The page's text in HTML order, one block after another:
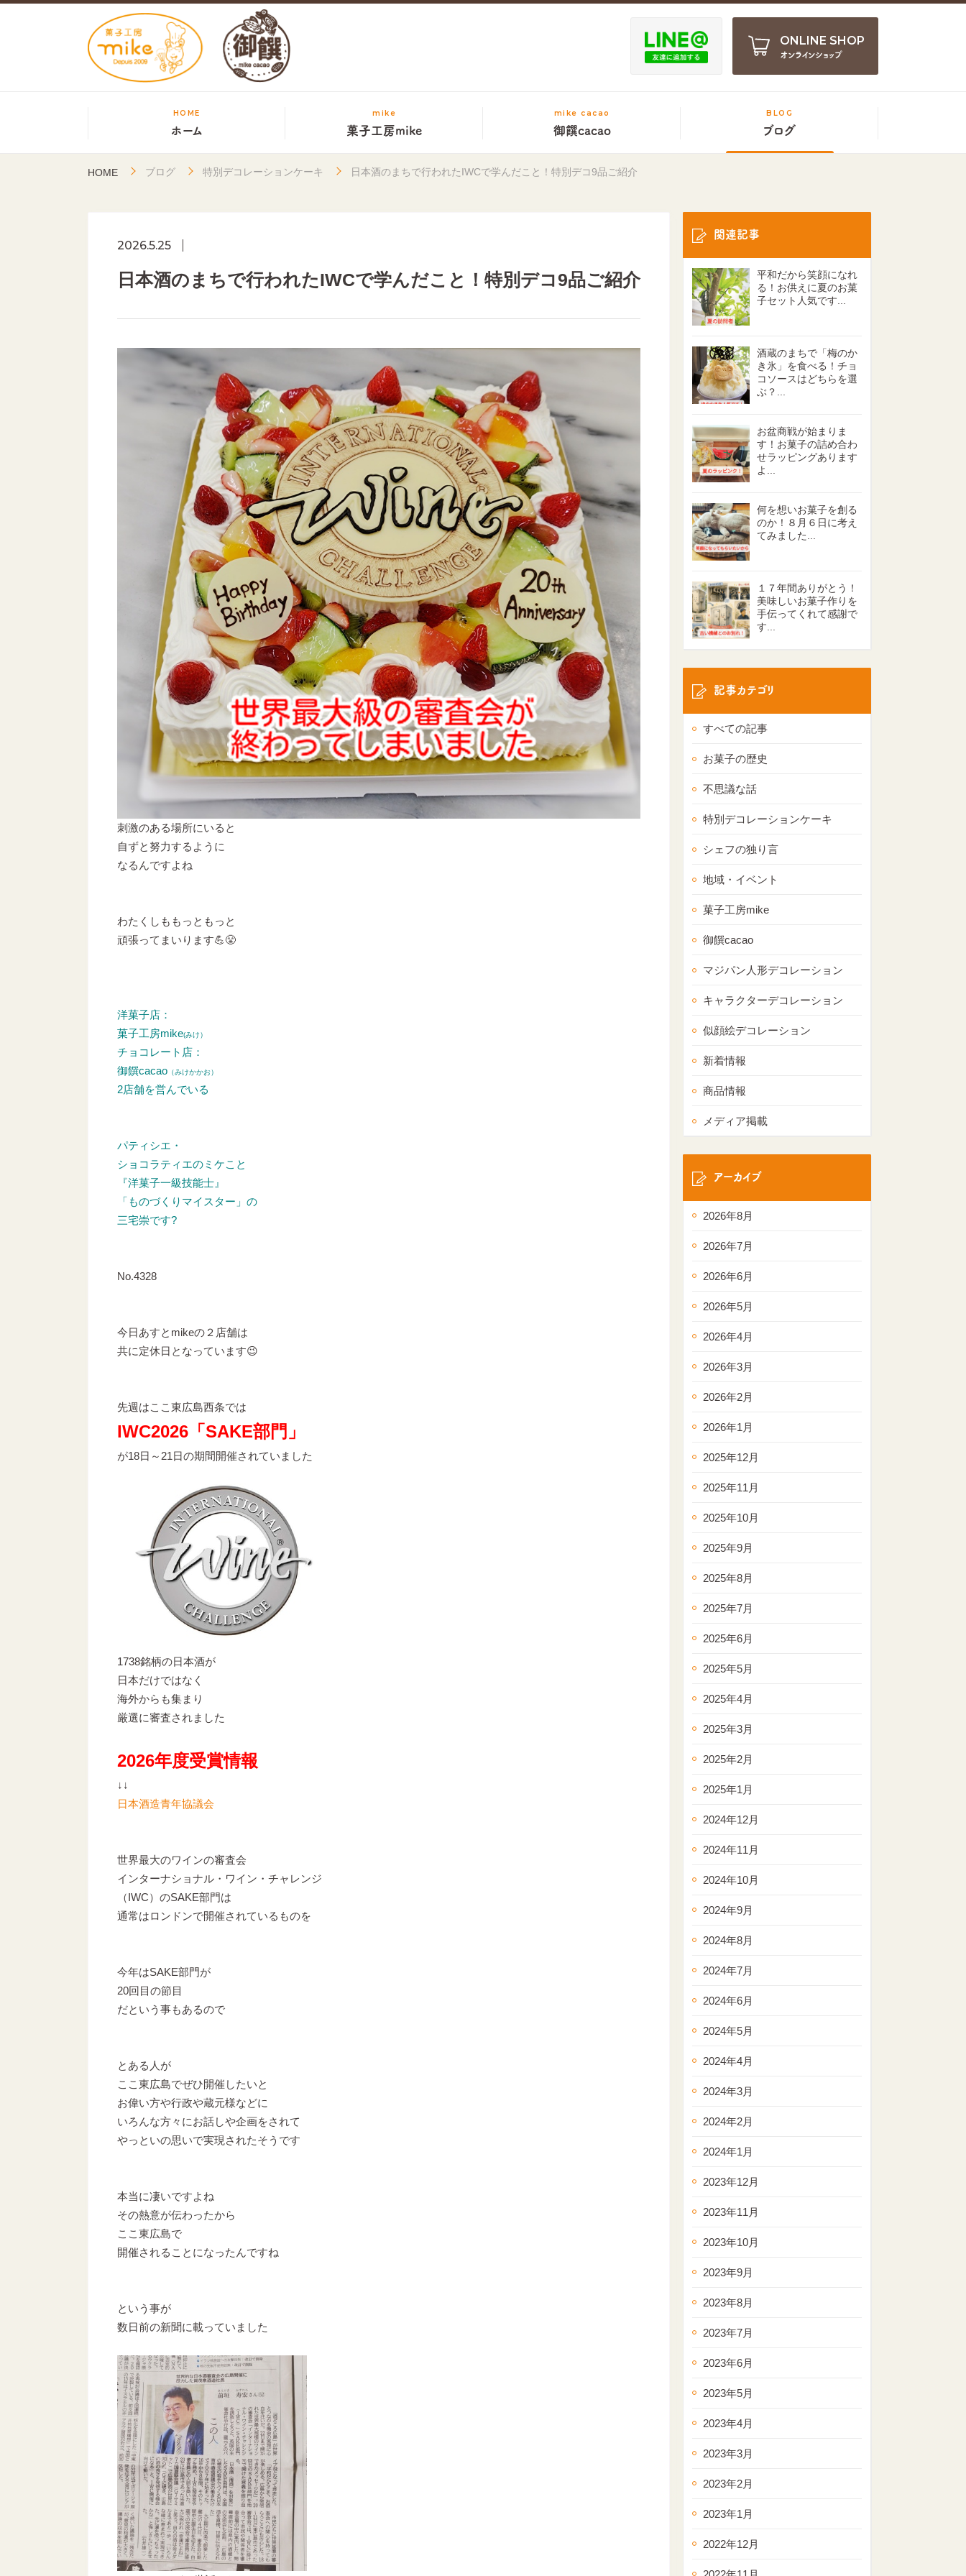
ONLINE SHOP
オンラインショップ
HOME
ホーム
mike
菓子工房mike
mike cacao
御饌cacao
BLOG
ブログ
HOME ブログ 特別デコレーションケーキ 日本酒のまちで行われたIWCで学んだこと！特別デコ9品ご紹介
2026.5.25
日本酒のまちで行われたIWCで学んだこと！特別デコ9品ご紹介
刺激のある場所にいると
自ずと努力するように
なるんですよね
わたくしももっともっと
頑張ってまいります💪😤
洋菓子店：
菓子工房mike(みけ）
チョコレート店：
御饌cacao （みけかかお）
2店舗を営んでいる
パティシエ・
ショコラティエのミケこと
『洋菓子一級技能士』
「ものづくりマイスター」の
三宅崇です?
No.4328
今日あすとmikeの２店舗は
共に定休日となっています😉
先週はここ東広島西条では
IWC2026「SAKE部門」
が18日～21日の期間開催されていました
1738銘柄の日本酒が
日本だけではなく
海外からも集まり
厳選に審査されました
2026年度受賞情報
↓↓
日本酒造青年協議会
世界最大のワインの審査会
インターナショナル・ワイン・チャレンジ
（IWC）のSAKE部門は
通常はロンドンで開催されているものを
今年はSAKE部門が
20回目の節目
だという事もあるので
とある人が
ここ東広島でぜひ開催したいと
お偉い方や行政や蔵元様などに
いろんな方々にお話しや企画をされて
やっといの思いで実現されたそうです
本当に凄いですよね
その熱意が伝わったから
ここ東広島で
開催されることになったんですね
という事が
数日前の新聞に載っていました
関連記事
平和だから笑顔になれ
る！お供えに夏のお菓
子セット人気です...
酒蔵のまちで「梅のか
き氷」を食べる！チョ
コソースはどちらを選
ぶ？...
お盆商戦が始まりま
す！お菓子の詰め合わ
せラッピングあります
よ...
何を想いお菓子を創る
のか！８月６日に考え
てみました...
１７年間ありがとう！
美味しいお菓子作りを
手伝ってくれて感謝で
す...
記事カテゴリ
すべての記事
お菓子の歴史
不思議な話
特別デコレーションケーキ
シェフの独り言
地域・イベント
菓子工房mike
御饌cacao
マジパン人形デコレーション
キャラクターデコレーション
似顔絵デコレーション
新着情報
商品情報
メディア掲載
アーカイブ
2026年8月
2026年7月
2026年6月
2026年5月
2026年4月
2026年3月
2026年2月
2026年1月
2025年12月
2025年11月
2025年10月
2025年9月
2025年8月
2025年7月
2025年6月
2025年5月
2025年4月
2025年3月
2025年2月
2025年1月
2024年12月
2024年11月
2024年10月
2024年9月
2024年8月
2024年7月
2024年6月
2024年5月
2024年4月
2024年3月
2024年2月
2024年1月
2023年12月
2023年11月
2023年10月
2023年9月
2023年8月
2023年7月
2023年6月
2023年5月
2023年4月
2023年3月
2023年2月
2023年1月
2022年12月